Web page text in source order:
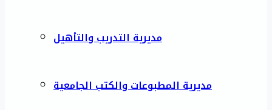
مديرية التدريب والتأهيل
مديرية المطبوعات والكتب الجامعية